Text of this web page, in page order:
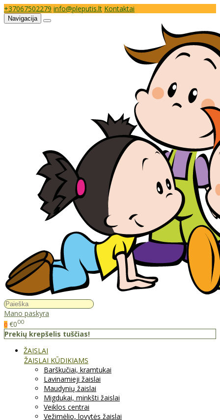
+37067502279 info@pleputis.lt Kontaktai
Navigacija
Mano paskyra
0 €000
Prekių krepšelis tuščias!
ŽAISLAI
ŽAISLAI KŪDIKIAMS
Barškučiai, kramtukai
Lavinamieji žaislai
Maudynių žaislai
Migdukai, minkšti žaislai
Veiklos centrai
Vežimėlio, lovytės žaislai